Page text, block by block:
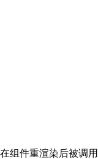
组件重渲染后被调